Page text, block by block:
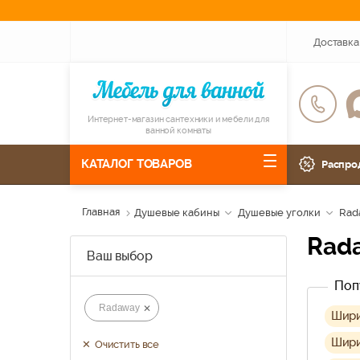
Доставка
Интернет-магазин сантехники и мебели для
ванной комнаты
КАТАЛОГ ТОВАРОВ
Главная Душевые кабины Душевые уголки
Ваш выбор
Radaway
Очистить все